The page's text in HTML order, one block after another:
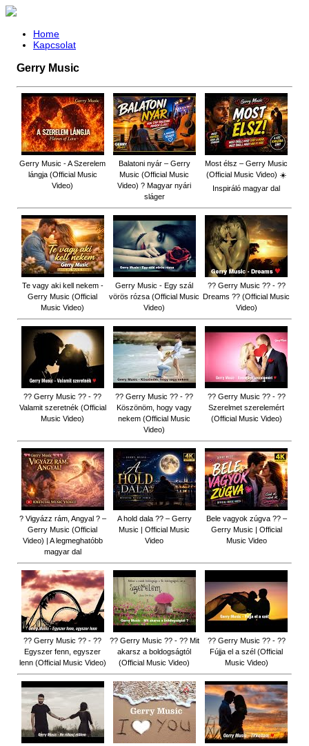
Home
Kapcsolat
Gerry Music
Gerry Music - A Szerelem
lángja (Official Music
Video)
Balatoni nyár – Gerry
Music (Official Music
Video) ? Magyar nyári
sláger
Most élsz – Gerry Music
(Official Music Video) ☀️
Inspiráló magyar dal
Te vagy aki kell nekem -
Gerry Music (Official
Music Video)
Gerry Music - Egy szál
vörös rózsa (Official Music
Video)
?? Gerry Music ?? - ??
Dreams ?? (Official Music
Video)
?? Gerry Music ?? - ??
Valamit szeretnék (Official
Music Video)
?? Gerry Music ?? - ??
Köszönöm, hogy vagy
nekem (Official Music
Video)
?? Gerry Music ?? - ??
Szerelmet szerelemért
(Official Music Video)
? Vigyázz rám, Angyal ? –
Gerry Music (Official
Video) | A legmeghatóbb
magyar dal
A hold dala ?? – Gerry
Music | Official Music
Video
Bele vagyok zúgva ?? –
Gerry Music | Official
Music Video
?? Gerry Music ?? - ??
Egyszer fenn, egyszer
lenn (Official Music Video)
?? Gerry Music ?? - ?? Mit
akarsz a boldogságtól
(Official Music Video)
?? Gerry Music ?? - ??
Fújja el a szél (Official
Music Video)